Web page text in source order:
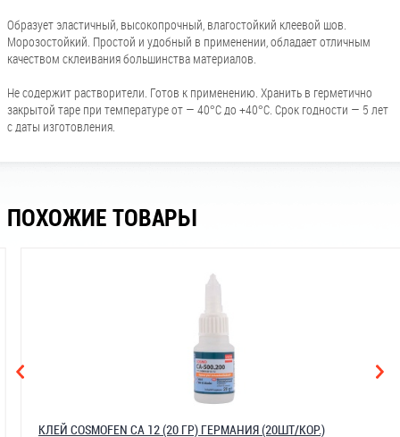
Образует эластичный, высокопрочный, влагостойкий клеевой шов.
Морозостойкий. Простой и удобный в применении, обладает отличным
качеством склеивания большинства материалов.
Не содержит растворители. Готов к применению. Хранить в герметично
закрытой таре при температуре от — 40°С до +40°С. Срок годности — 5 лет
с даты изготовления.
ПОХОЖИЕ ТОВАРЫ
КЛЕЙ COSMOFEN CA 12 (20 ГР) ГЕРМАНИЯ (20ШТ/КОР.)